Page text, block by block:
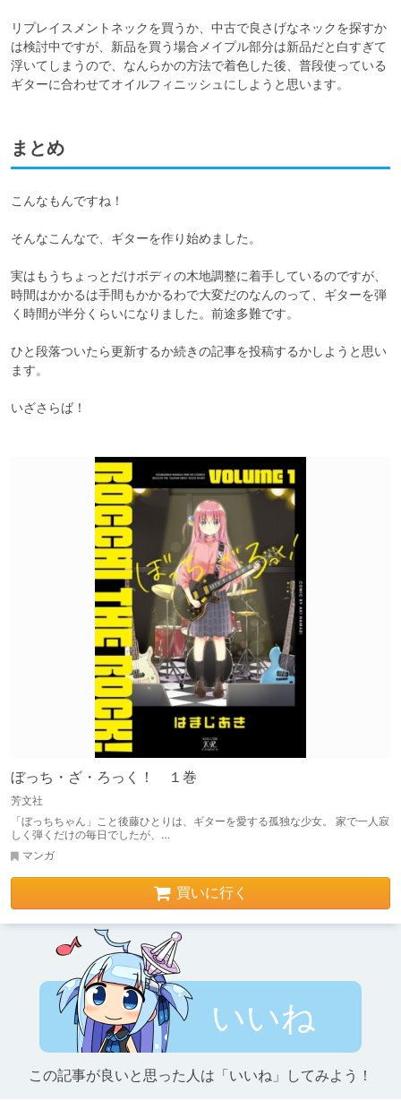
リプレイスメントネックを買うか、中古で良さげなネックを探すか
は検討中ですが、新品を買う場合メイプル部分は新品だと白すぎて
浮いてしまうので、なんらかの方法で着色した後、普段使っている
ギターに合わせてオイルフィニッシュにしようと思います。
まとめ
こんなもんですね！
そんなこんなで、ギターを作り始めました。
実はもうちょっとだけボディの木地調整に着手しているのですが、
時間はかかるは手間もかかるわで大変だのなんのって、ギターを弾
く時間が半分くらいになりました。前途多難です。
ひと段落ついたら更新するか続きの記事を投稿するかしようと思い
ます。
いざさらば！
ぼっち・ざ・ろっく！ １巻
芳文社
「ぼっちちゃん」こと後藤ひとりは、ギターを愛する孤独な少女。 家で一人寂
しく弾くだけの毎日でしたが、…
マンガ
買いに行く
いいね
この記事が良いと思った人は「いいね」してみよう！